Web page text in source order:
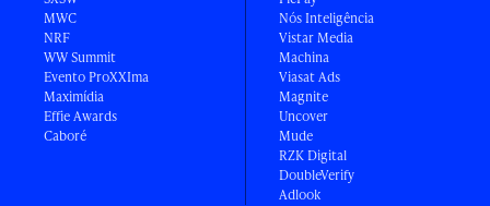
MWC
NRF
WW Summit
Evento ProXXIma
Maximídia
Effie Awards
Caboré
Nós Inteligência
Vistar Media
Machina
Viasat Ads
Magnite
Uncover
Mude
RZK Digital
DoubleVerify
Adlook